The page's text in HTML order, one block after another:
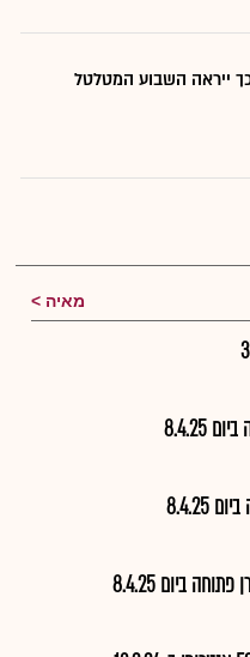
כך ייראה השבוע המטלטל
מאיה